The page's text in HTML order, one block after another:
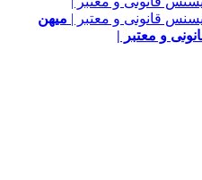
میهن
و معتبر |